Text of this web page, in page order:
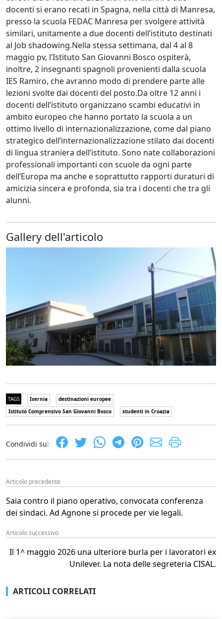
docenti si erano recati in Spagna, nella città di Manresa,
presso la scuola FEDAC Manresa per svolgere attività
similari, unitamente a due docenti dell’istituto destinati
al Job shadowing.Nella stessa settimana, dal 4 al 8
maggio pv, l’Istituto San Giovanni Bosco ospiterà,
inoltre, 2 insegnanti spagnoli provenienti dalla scuola
IES Ramiro, che avranno modo di prendere parte alle
lezioni svolte dai docenti del posto.Da oltre 12 anni i
docenti dell’istituto organizzano scambi educativi in
ambito europeo che hanno portato la scuola a un
ottimo livello di internazionalizzazione, come dal piano
strategico dell’internazionalizzazione stilato dai docenti
di lingua straniera dell’istituto. Sono nate collaborazioni
professionali importanti con scuole da ogni parte
dell’Europa ma anche e soprattutto rapporti duraturi di
amicizia sincera e profonda, sia tra i docenti che tra gli
alunni.
Gallery dell'articolo
TAGS Isernia
destinazioni europee
Istituto Comprensivo San Giovanni Bosco
studenti in Croazia
Condividi su:
Articolo precedente
Saia contro il piano operativo, convocata conferenza
dei sindaci. Ad Agnone si procede per vie legali.
Articolo successivo
Il 1^ maggio 2026 una ulteriore burla per i lavoratori ex
Unilever. La nota delle segreteria CISAL.
ARTICOLI CORRELATI